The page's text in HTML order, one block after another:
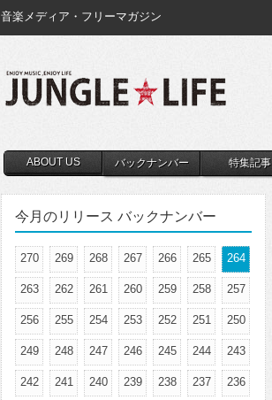
音楽メディア・フリーマガジン
ABOUT US バックナンバー 特集記事
今月のリリース バックナンバー
270 269 268 267 266 265 264
263 262 261 260 259 258 257
256 255 254 253 252 251 250
249 248 247 246 245 244 243
242 241 240 239 238 237 236